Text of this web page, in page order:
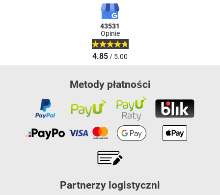
43531
Opinie
4.85/ 5.00
Metody płatności
Partnerzy logistyczni